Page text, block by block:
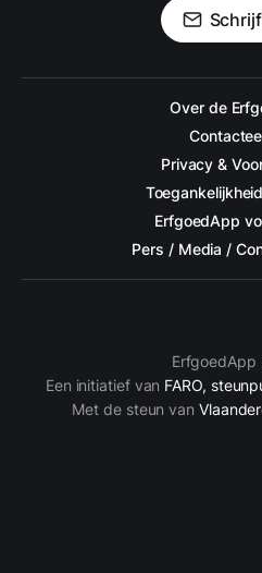
Over de
Privacy &
ErfgoedApp
Pers / Media /
Een initiatief van FARO,
Met de steun van